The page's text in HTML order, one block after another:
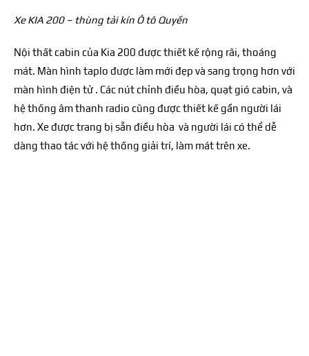
Xe KIA 200 – thùng tải kín Ô tô Quyền
Nội thất cabin của Kia 200 được thiết kế rộng rãi, thoáng
mát. Màn hình taplo được làm mới đẹp và sang trọng hơn với
màn hình điện tử . Các nút chỉnh điều hòa, quạt gió cabin, và
hệ thống âm thanh radio cũng được thiết kế gần người lái
hơn. Xe được trang bị sẵn điều hòa và người lái có thể dễ
dàng thao tác với hệ thống giải trí, làm mát trên xe.